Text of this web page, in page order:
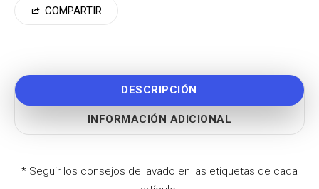
COMPARTIR
DESCRIPCIÓN
INFORMACIÓN ADICIONAL
* Seguir los consejos de lavado en las etiquetas de cada